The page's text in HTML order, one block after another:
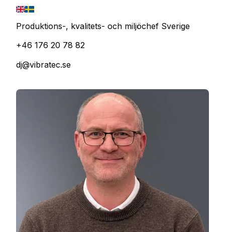
Produktions-, kvalitets- och miljöchef Sverige
+46 176 20 78 82
dj@vibratec.se